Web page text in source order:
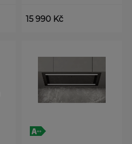
15 990 Kč